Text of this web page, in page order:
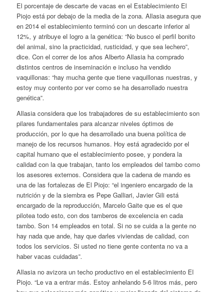
El porcentaje de descarte de vacas en el Establecimiento El
Piojo está por debajo de la media de la zona. Allasia asegura que
en 2014 el establecimiento terminó con un descarte inferior al
12%, y atribuye el logro a la genética: “No busco el perfil bonito
del animal, sino la practicidad, rusticidad, y que sea lechero”,
dice. Con el correr de los años Alberto Allasia ha comprado
distintos centros de inseminación e incluso ha vendido
vaquillonas: “hay mucha gente que tiene vaquillonas nuestras, y
estoy muy contento por ver como se ha desarrollado nuestra
genética”.
Allasia considera que los trabajadores de su establecimiento son
pilares fundamentales para alcanzar niveles óptimos de
producción, por lo que ha desarrollado una buena política de
manejo de los recursos humanos. Hoy está agradecido por el
capital humano que el establecimiento posee, y pondera la
calidad con la que trabajan, tanto los empleados del tambo como
los asesores externos. Considera que la cadena de mando es
una de las fortalezas de El Piojo: “el ingeniero encargado de la
nutrición y de la siembra es Pepe Galliari, Javier Gili está
encargado de la reproducción, Marcelo Gaite que es el que
pilotea todo esto, con dos tamberos de excelencia en cada
tambo. Son 14 empleados en total. Si no se cuida a la gente no
hay nada que ande, hay que darles viviendas de calidad, con
todos los servicios. Si usted no tiene gente contenta no va a
haber vacas cuidadas”.
Allasia no avizora un techo productivo en el establecimiento El
Piojo. “Le va a entrar más. Estoy anhelando 5-6 litros más, pero